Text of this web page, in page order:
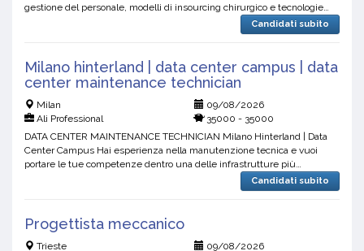
gestione del personale, modelli di insourcing chirurgico e tecnologie
Candidati subito
Milano hinterland | data center campus | data
center maintenance technician
Milan
09/08/2026
Ali Professional
35000 - 35000
DATA CENTER MAINTENANCE TECHNICIAN Milano Hinterland | Data
Center Campus Hai esperienza nella manutenzione tecnica e vuoi
portare le tue competenze dentro una delle infrastrutture più
strategiche del mondo digitale? Ali Professional ricerca, per un...
Candidati subito
Progettista meccanico
Trieste
09/08/2026